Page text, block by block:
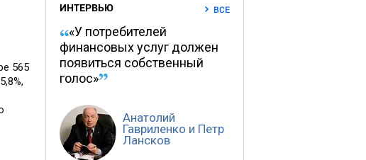
565
ИНТЕРВЬЮ ВСЕ
«У потребителей
финансовых услуг должен
появиться собственный
голос»
Анатолий
Гавриленко и Петр
Лансков